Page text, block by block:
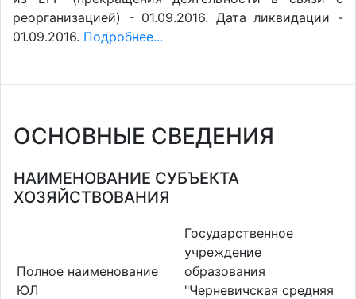
реорганизацией) - 01.09.2016. Дата ликвидации -
01.09.2016. Подробнее...
ОСНОВНЫЕ СВЕДЕНИЯ
НАИМЕНОВАНИЕ СУБЪЕКТА
ХОЗЯЙСТВОВАНИЯ
Полное наименование
ЮЛ
Государственное
учреждение
образования
"Черневичская средняя